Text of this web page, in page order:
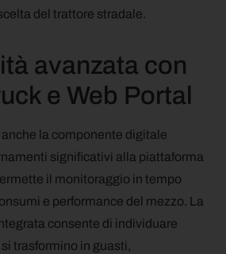
del trattore stradale.
avanzata con
e Web Portal
la componente digitale
significativi alla piattaforma
il monitoraggio in tempo
e performance del mezzo. La
consente di individuare
trasformino in guasti,